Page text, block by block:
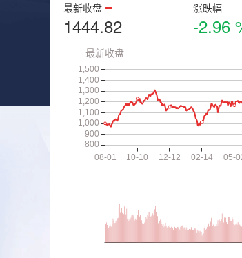
最新收盘
1444.82
涨跌幅
-2.96